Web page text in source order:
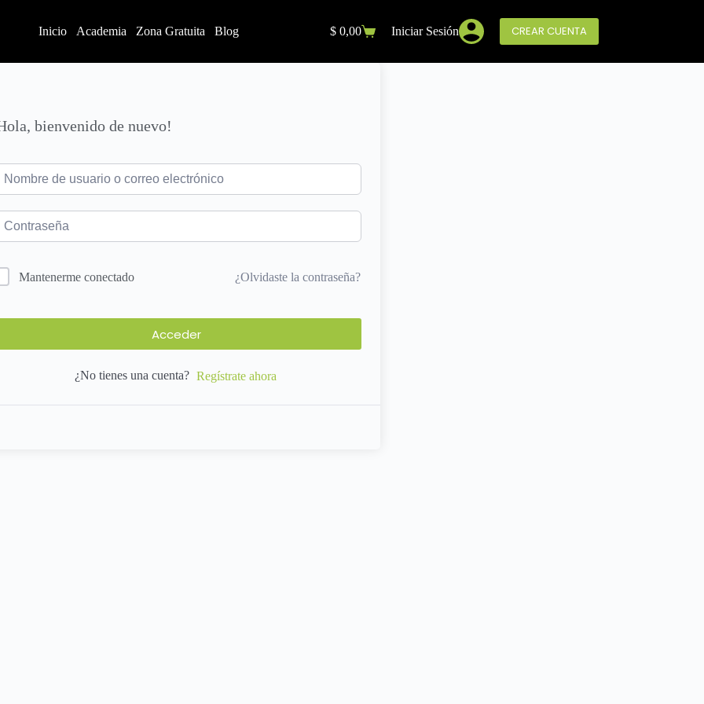
Inicio Academia Zona Gratuita Blog $0,00 Iniciar Sesión CREAR CUENTA
bienvenido de nuevo!
Mantenerme conectado ¿Olvidaste la contraseña?
Acceder
¿No tienes una cuenta? Regístrate ahora